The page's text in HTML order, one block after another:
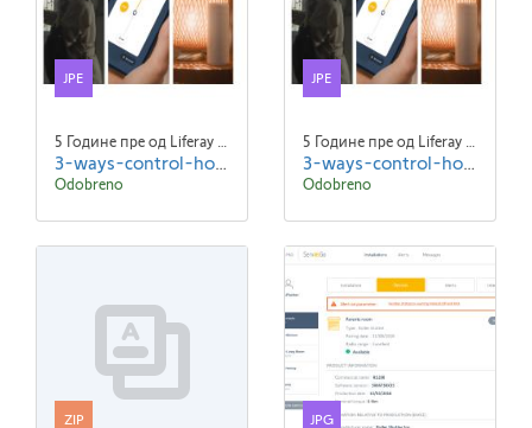
JPE
5 Године пре од Liferay Admin Liferay Admin
3-ways-control-home (1).jpeg
Odobreno
JPE
5 Године пре од Liferay Admin Liferay Admin
3-ways-control-home.jpeg
Odobreno
ZIP JPG